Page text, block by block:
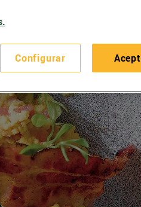
Configurar